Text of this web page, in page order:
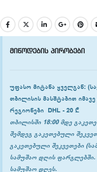
მიწოდების პირობები
უფასო მიტანა ყველგან:
თბილისისმასშტაბით
რეგიონებიDHL -20 ₾
თბილისში 18:00 მდე
შემდეგ გაკეთებული
გაკეთებული შეკვეთები
სამუშაო დღის ფარგლებში.
სამუშაო დღეს.